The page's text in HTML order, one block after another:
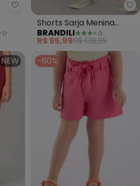
Malwee Kids - Shorts Clochard
Shorts Sarja Menina
(Rosa)
BRANDILI
R$ 55,99R$ 139,99
NEW
-60%